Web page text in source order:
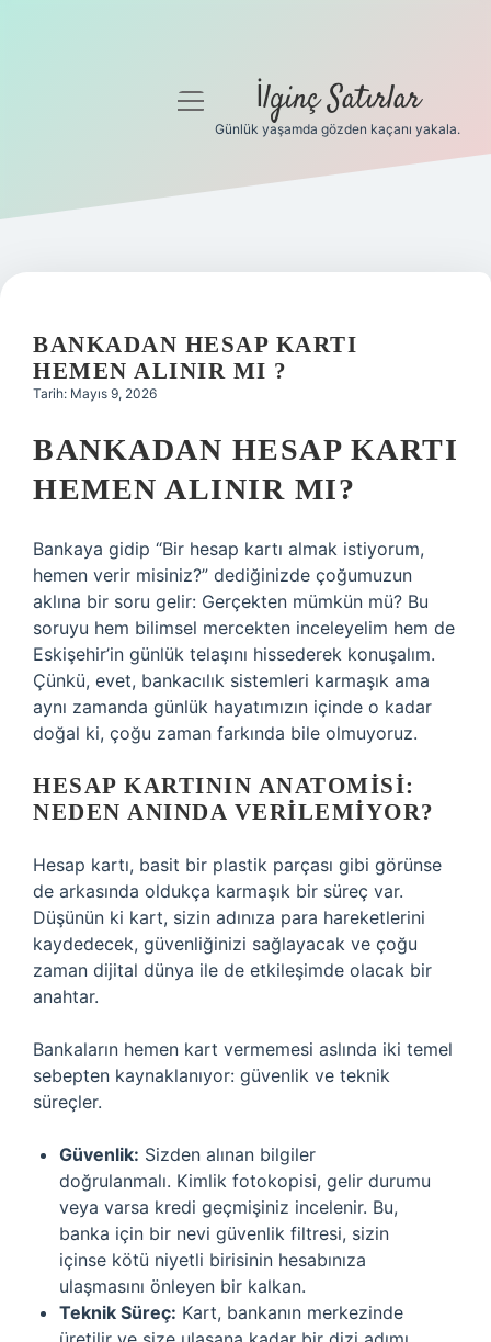
Gizlilik Politikası
Yasal Uyarı
menüyü
İlginç Satırlar
Günlük yaşamda gözden kaçanı yakala.
BANKADAN HESAP KARTI
HEMEN ALINIR MI ?
Tarih: Mayıs 9, 2026
BANKADAN HESAP KARTI
HEMEN ALINIR MI?
Bankaya gidip “Bir hesap kartı almak istiyorum,
hemen verir misiniz?” dediğinizde çoğumuzun
aklına bir soru gelir: Gerçekten mümkün mü? Bu
soruyu hem bilimsel mercekten inceleyelim hem de
Eskişehir’in günlük telaşını hissederek konuşalım.
Çünkü, evet, bankacılık sistemleri karmaşık ama
aynı zamanda günlük hayatımızın içinde o kadar
doğal ki, çoğu zaman farkında bile olmuyoruz.
HESAP KARTININ ANATOMISI:
NEDEN ANINDA VERILEMIYOR?
Hesap kartı, basit bir plastik parçası gibi görünse
de arkasında oldukça karmaşık bir süreç var.
Düşünün ki kart, sizin adınıza para hareketlerini
kaydedecek, güvenliğinizi sağlayacak ve çoğu
zaman dijital dünya ile de etkileşimde olacak bir
anahtar.
Bankaların hemen kart vermemesi aslında iki temel
sebepten kaynaklanıyor: güvenlik ve teknik
süreçler.
Güvenlik: Sizden alınan bilgiler
doğrulanmalı. Kimlik fotokopisi, gelir durumu
veya varsa kredi geçmişiniz incelenir. Bu,
banka için bir nevi güvenlik filtresi, sizin
içinse kötü niyetli birisinin hesabınıza
ulaşmasını önleyen bir kalkan.
Teknik Süreç: Kart, bankanın merkezinde